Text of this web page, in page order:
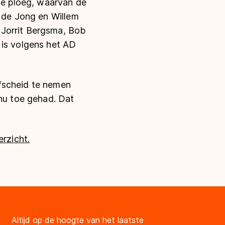
ploeg, waarvan de
Jong en Willem
Bergsma, Bob
volgens het AD
te nemen
toe gehad. Dat
Altijd op de hoogte van het laatste